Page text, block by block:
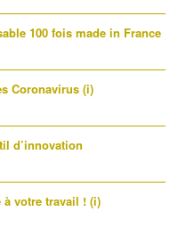
100 fois made in France
Coronavirus (i)
d’innovation
votre travail ! (i)